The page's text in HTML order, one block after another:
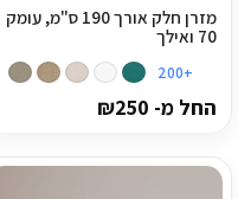
מזרן חלק אורך 190 ס"מ, עומק
70 ואילך
+200
החל מ- ₪250